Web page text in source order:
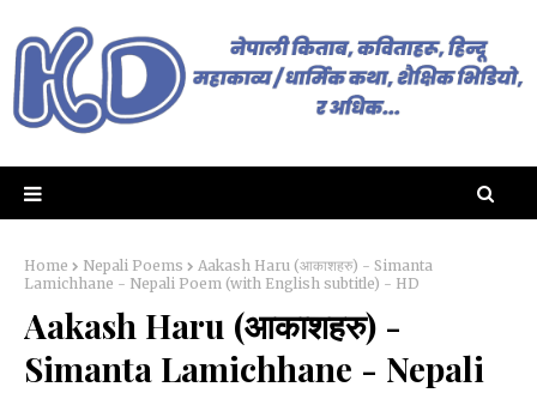
Home Nepali Poems
Aakash Haru (आकाशहरु) - Simanta
Lamichhane - Nepali Poem (with English subtitle) - HD
Aakash Haru (आकाशहरु) -
Simanta Lamichhane - Nepali